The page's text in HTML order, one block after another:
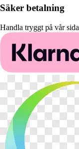
Säker betalning
Handla tryggt på vår sida